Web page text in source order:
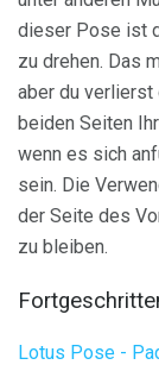
dieser Pose ist
zu drehen. Das
aber du verlierst
beiden Seiten
wenn es sich
sein. Die
der Seite des
zu bleiben.
Lotus Pose -